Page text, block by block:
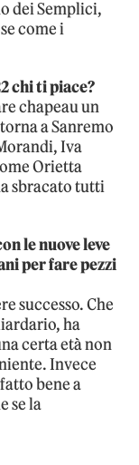
dei Semplici,
come i
chi ti piace?
chapeau un
a Sanremo
Iva
Orietta
sbracato tutti
le nuove leve
per fare pezzi
successo. Che
ha
certa età non
Invece
bene a
se la